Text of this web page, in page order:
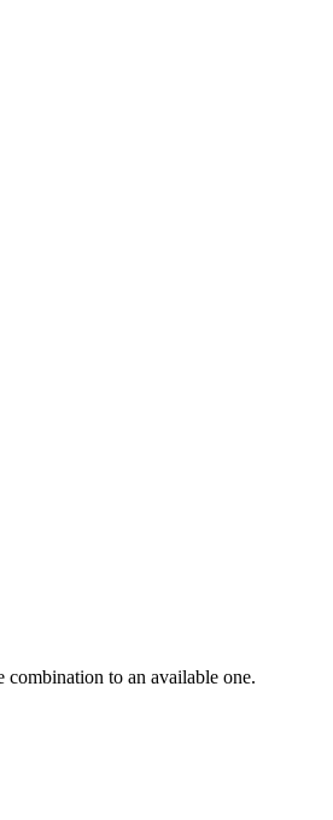
to an available one.